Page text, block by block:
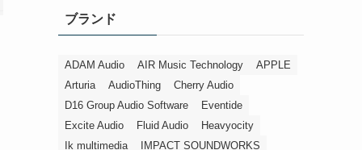
ーブランド
ADAM Audio AIR Music Technology
APPLE
Arturia
AudioThing
Cherry Audio
D16 Group Audio Software
Eventide
Excite Audio
Fluid Audio
Heavyocity
Ik multimedia
IMPACT SOUNDWORKS